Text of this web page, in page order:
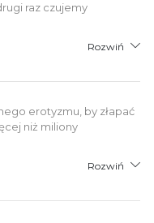
raz czujemy
Rozwiń
erotyzmu, by złapać
niż miliony
Rozwiń